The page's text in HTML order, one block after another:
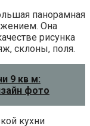
панорамная
Она
рисунка
склоны, поля.
9 кв м:
фото